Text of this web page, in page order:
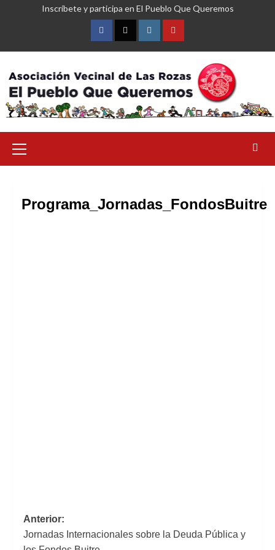
Inscríbete y participa en El Pueblo Que Queremos
FacebookTwitterInstagramYouTube
primario
Programa_Jornadas_FondosBuitre
Navegación
de
Anterior:
Jornadas Internacionales sobre la Deuda Pública y